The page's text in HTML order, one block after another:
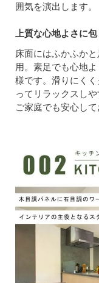
囲気を演出します。
上質な心地よさに
床面にはふかふか
用。素足でも心地
様です。滑りにく
ってリラックスし
ご家庭でも安心して